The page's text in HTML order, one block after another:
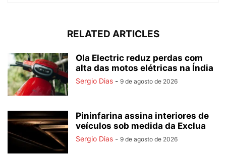
RELATED ARTICLES
Ola Electric reduz perdas com
alta das motos elétricas na Índia
Sergio Dias - 9 de agosto de 2026
Pininfarina assina interiores de
veículos sob medida da Exclua
Sergio Dias - 9 de agosto de 2026